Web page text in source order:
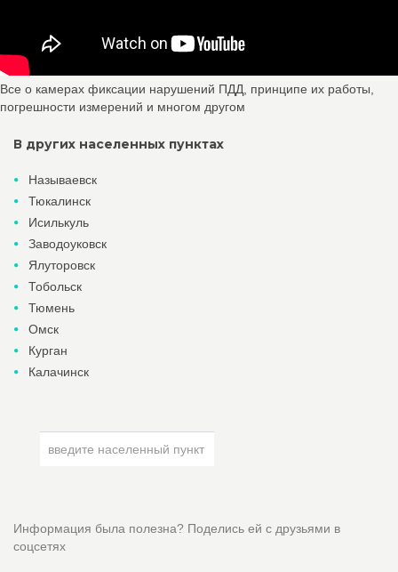
Все о камерах фиксации нарушений ПДД, принципе их работы,
погрешности измерений и многом другом
В других населенных пунктах
Называевск
Тюкалинск
Исилькуль
Заводоуковск
Ялуторовск
Тобольск
Тюмень
Омск
Курган
Калачинск
Информация была полезна? Поделись ей с друзьями в
соцсетях